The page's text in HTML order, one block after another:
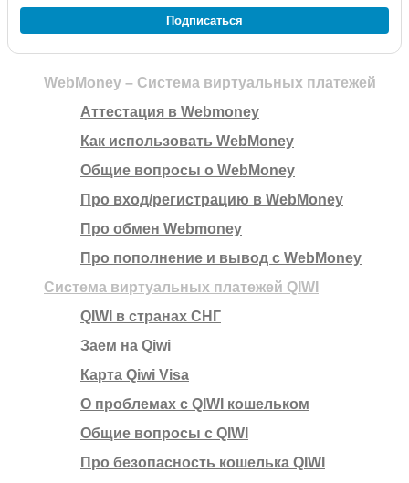
Подписаться
WebMoney – Система виртуальных платежей
Аттестация в Webmoney
Как использовать WebMoney
Общие вопросы о WebMoney
Про вход/регистрацию в WebMoney
Про обмен Webmoney
Про пополнение и вывод с WebMoney
Система виртуальных платежей QIWI
QIWI в странах СНГ
Заем на Qiwi
Карта Qiwi Visa
О проблемах с QIWI кошельком
Общие вопросы с QIWI
Про безопасность кошелька QIWI